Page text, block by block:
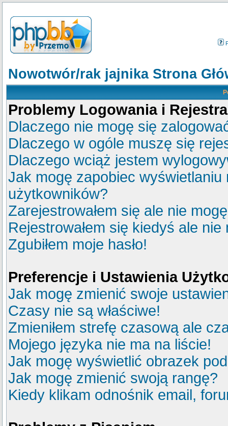
Nowotwór/rak jajnika Strona
Problemy Logowania i
Dlaczego nie mogę się
Dlaczego w ogóle muszę się
Dlaczego wciąż jestem
Jak mogę zapobiec
użytkowników?
Zarejestrowałem się ale nie
Rejestrowałem się kiedyś ale
Zgubiłem moje hasło!
Preferencje i Ustawienia
Jak mogę zmienić swoje
Czasy nie są właściwe!
Zmieniłem strefę czasową ale
Mojego języka nie ma na liście!
Jak mogę wyświetlić obrazek
Jak mogę zmienić swoją rangę?
Kiedy klikam odnośnik email,